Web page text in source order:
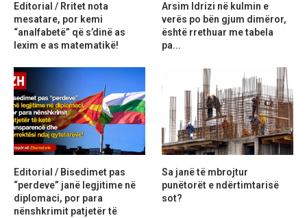
Editorial / Rritet nota
mesatare, por kemi
“analfabetë” që s’dinë as
lexim e as matematikë!
Arsim Idrizi në kulmin e
verës po bën gjum dimëror,
është rrethuar me tabela
pa...
Editorial / Bisedimet pas
“perdeve” janë legjitime në
diplomaci, por para
nënshkrimit patjetër të
Sa janë të mbrojtur
punëtorët e ndërtimtarisë
sot?